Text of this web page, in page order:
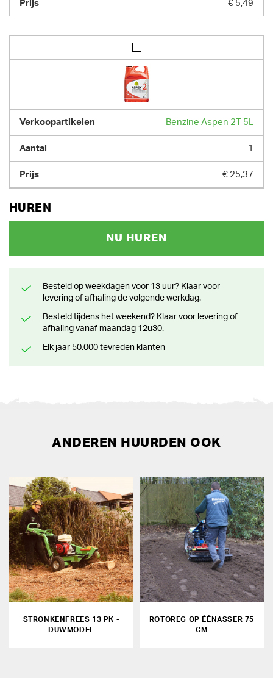
€ 5,49
Benzine Aspen 2T 5L
1
€ 25,37
HUREN
NU HUREN
Besteld op weekdagen voor 13 uur? Klaar voor
levering of afhaling de volgende werkdag.
Besteld tijdens het weekend? Klaar voor levering of
afhaling vanaf maandag 12u30.
Elk jaar 50.000 tevreden klanten
ANDEREN HUURDEN OOK
STRONKENFREES 13 PK -
DUWMODEL
ROTOREG OP ÉÉNASSER 75
CM